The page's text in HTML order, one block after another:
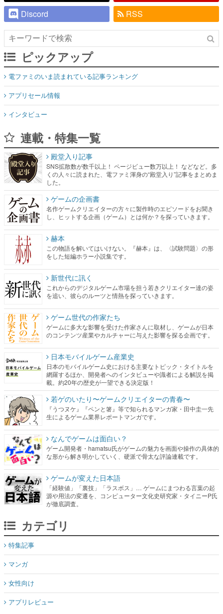
Discord
RSS
ピックアップ
電ファミのいま読まれている記事ランキング
アプリセール情報
インタビュー
連載・特集一覧
殿堂入り記事
SNS拡散数が数千以上！ ページビュー数万以上！ などなど。多
くの人々に読まれた、電ファミ渾身の“殿堂入り”記事をまとめま
した。
ゲームの企画書
名作ゲームクリエイターの方々に製作時のエピソードをお聞き
し、ヒットする企画（ゲーム）とは何か？を探っていきます。
赫本
この物語を解いてはいけない。『赫本』は、〈試験問題〉の形
をした短編ホラー小説集です。
新世代に訊く
これからのデジタルゲーム市場を担う若きクリエイター達の姿
を追い、彼らのルーツと情熱を探っていきます。
ゲーム世代の作家たち
ゲームに多大な影響を受けた作家さんに取材し、ゲームが日本
のコンテンツ産業やカルチャーに与えた影響を探る企画です。
日本モバイルゲーム産業史
日本のモバイルゲーム史における主要なトピック・タイトルを
網羅するほか、開発者へのインタビューや識者による解説を掲
載。約20年の歴史が一望できる決定版！
若ゲのいたり〜ゲームクリエイターの青春〜
『うつヌケ』『ペンと箸』等で知られるマンガ家・田中圭一先
生によるゲーム業界レポートマンガです。
なんでゲームは面白い？
ゲーム開発者・hamatsu氏がゲームの魅力を画面や操作の具体的
な形から解き明かしていく、硬派で骨太な評論連載です。
ゲームが変えた日本語
「経験値」「裏技」「ラスボス」… ゲームにまつわる言葉の起
源や用法の変遷を、コンピューター文化史研究家・タイニーP氏
が徹底調査。
カテゴリ
特集記事
マンガ
女性向け
アプリレビュー